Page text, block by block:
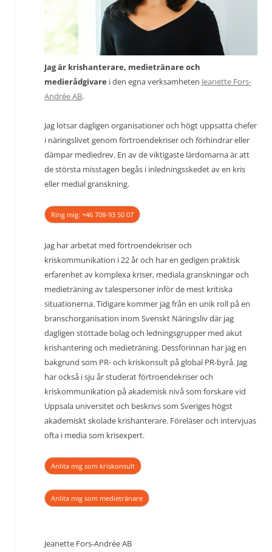
Jag är krishanterare, medietränare och
medierådgivare i den egna verksamheten Jeanette Fors-
Andrée AB.
Jag lotsar dagligen organisationer och högt uppsatta chefer
i näringslivet genom förtroendekriser och förhindrar eller
dämpar mediedrev. En av de viktigaste lärdomarna är att
de största misstagen begås i inledningsskedet av en kris
eller medial granskning.
Ring mig: +46 708-93 50 07
Jag har arbetat med förtroendekriser och
kriskommunikation i 22 år och har en gedigen praktisk
erfarenhet av komplexa kriser, mediala granskningar och
medieträning av talespersoner inför de mest kritiska
situationerna. Tidigare kommer jag från en unik roll på en
branschorganisation inom Svenskt Näringsliv där jag
dagligen stöttade bolag och ledningsgrupper med akut
krishantering och medieträning. Dessförinnan har jag en
bakgrund som PR- och kriskonsult på global PR-byrå. Jag
har också i sju år studerat förtroendekriser och
kriskommunikation på akademisk nivå som forskare vid
Uppsala universitet och beskrivs som Sveriges högst
akademiskt skolade krishanterare. Föreläser och intervjuas
ofta i media som krisexpert.
Anlita mig som kriskonsult
Anlita mig som medietränare
Jeanette Fors-Andrée AB